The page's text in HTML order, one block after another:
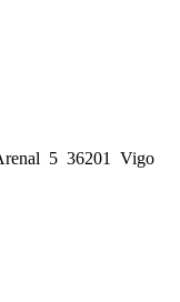
5 36201 Vigo